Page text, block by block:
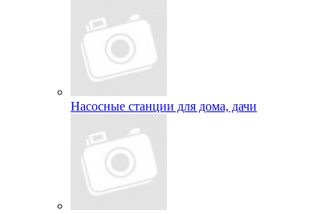
Насосные станции для дома, дачи